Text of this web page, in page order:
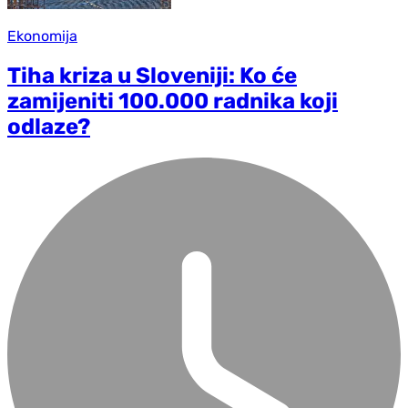
Ekonomija
Tiha kriza u Sloveniji: Ko će
zamijeniti 100.000 radnika koji
odlaze?